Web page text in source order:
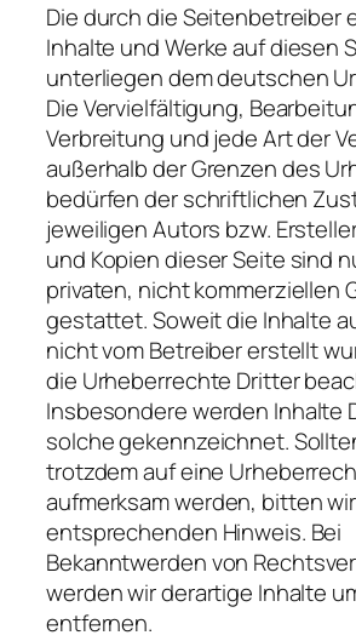
Die durch die Seitenbetreiber
Inhalte und Werke auf diesen
unterliegen dem deutschen
Die Vervielfältigung,
Verbreitung und jede Art der
außerhalb der Grenzen des
bedürfen der schriftlichen
jeweiligen Autors bzw.
und Kopien dieser Seite sind
privaten, nicht kommerziellen
gestattet. Soweit die Inhalte
nicht vom Betreiber erstellt
die Urheberrechte Dritter
Insbesondere werden Inhalte
solche gekennzeichnet.
trotzdem auf eine
aufmerksam werden, bitten
entsprechenden Hinweis. Bei
Bekanntwerden von
werden wir derartige Inhalte
entfernen.